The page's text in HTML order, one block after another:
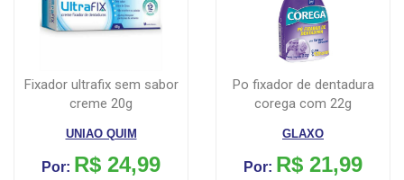
fixador ultrafix sem sabor
creme 20g
UNIAO QUIM
Por: R$ 24,99
po fixador de dentadura
corega com 22g
GLAXO
Por: R$ 21,99